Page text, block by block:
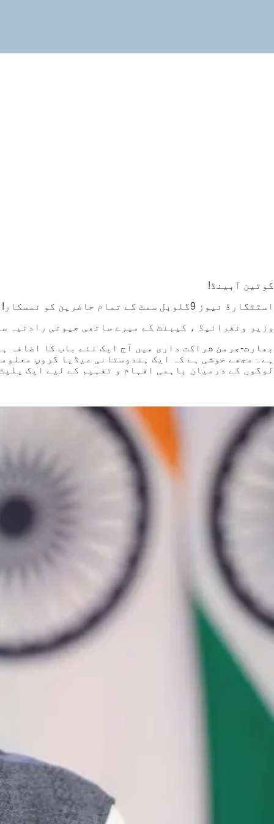
گوٹین آبینڈ!
اسٹٹگارڈ نیوز 9گلوبل سمٹ کے تمام حاضرین کو نمسکار!
وزیر ونفرائیڈ ، کیبنٹ کے میرے ساتھی جیوتی رادتیہ
ہے۔ مجھے خوشی ہے کہ ایک ہندوستانی میڈیا گروپ
لوگوں کے درمیان باہمی افہام و تفہیم کے لیے ایک پلیٹ فارم